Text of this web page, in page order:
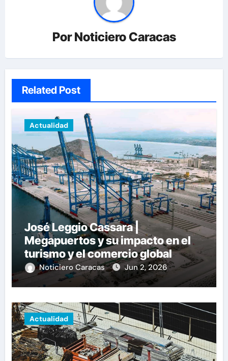
PorNoticiero Caracas
Related Post
Actualidad
José Leggio Cassara |
Megapuertos y su impacto en el
turismo y el comercio global
Noticiero Caracas Jun 2, 2026
Actualidad